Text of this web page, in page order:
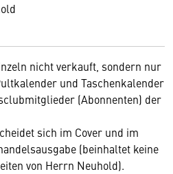
nicht verkauft, sondern nur
und Taschenkalender
(Abonnenten) der
sich im Cover und im
(beinhaltet keine
von Herrn Neuhold).